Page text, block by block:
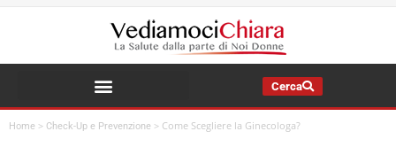
Cerca
Home > Check-Up e Prevenzione > Come Scegliere la Ginecologa?